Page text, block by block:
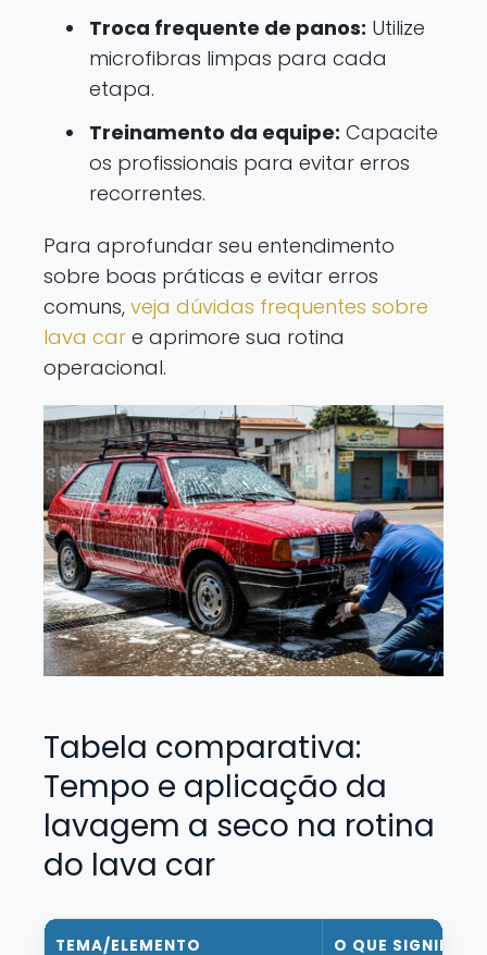
Troca frequente de panos: Utilize
microfibras limpas para cada
etapa.
Treinamento da equipe: Capacite
os profissionais para evitar erros
recorrentes.
Para aprofundar seu entendimento
sobre boas práticas e evitar erros
comuns, veja dúvidas frequentes sobre
lava car e aprimore sua rotina
operacional.
Tabela comparativa:
Tempo e aplicação da
lavagem a seco na rotina
do lava car
TEMA/ELEMENTO O QUE SIGNIFICA